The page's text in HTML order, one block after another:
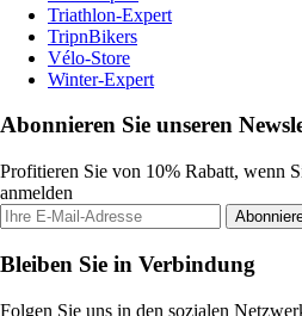
Triathlon-Expert
TripnBikers
Vélo-Store
Winter-Expert
Abonnieren Sie unseren
Profitieren Sie von 10% Rabatt, wenn
anmelden
Bleiben Sie in Verbindung
Folgen Sie uns in den sozialen